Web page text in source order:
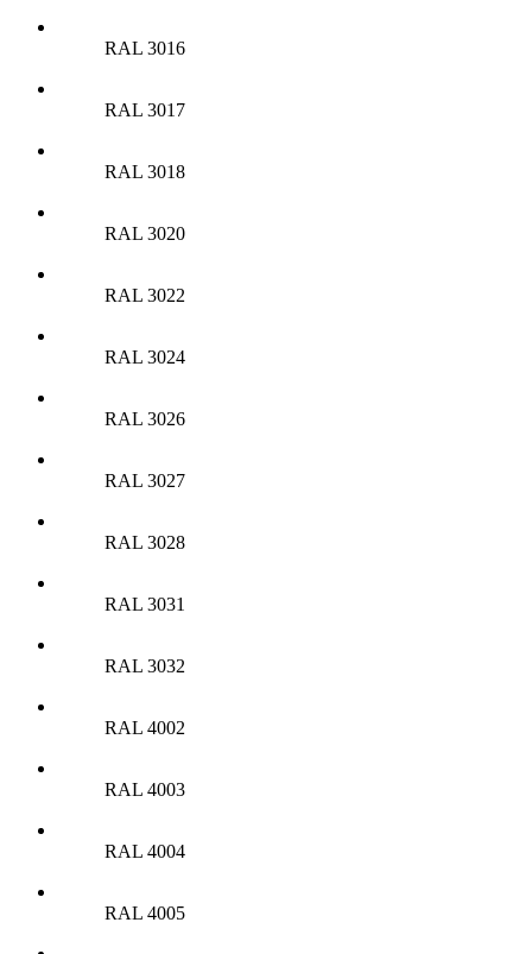
RAL 3016
RAL 3017
RAL 3018
RAL 3020
RAL 3022
RAL 3024
RAL 3026
RAL 3027
RAL 3028
RAL 3031
RAL 3032
RAL 4002
RAL 4003
RAL 4004
RAL 4005